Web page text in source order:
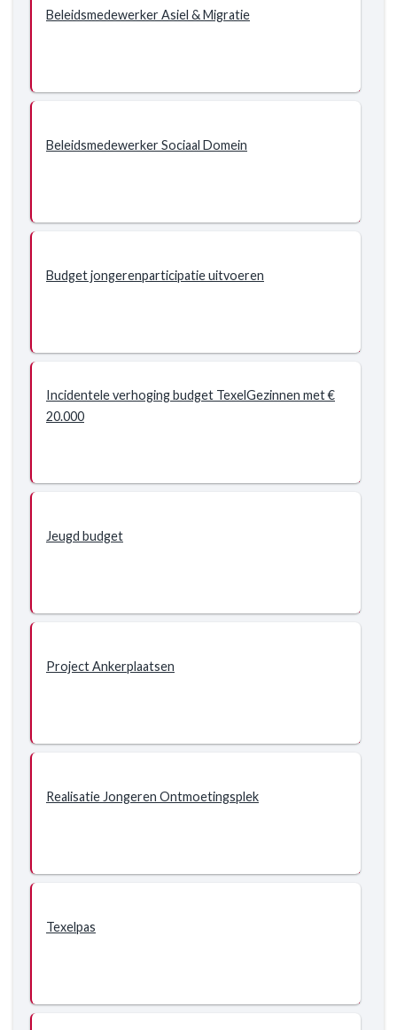
Beleidsmedewerker Asiel & Migratie
Beleidsmedewerker Sociaal Domein
Budget jongerenparticipatie uitvoeren
Incidentele verhoging budget TexelGezinnen met €
20.000
Jeugd budget
Project Ankerplaatsen
Realisatie Jongeren Ontmoetingsplek
Texelpas